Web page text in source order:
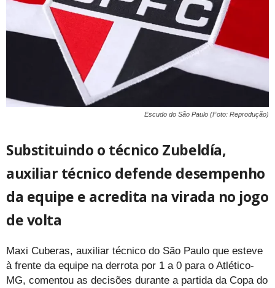
Escudo do São Paulo (Foto: Reprodução)
Substituindo o técnico Zubeldía,
auxiliar técnico defende desempenho
da equipe e acredita na virada no jogo
de volta
Maxi Cuberas, auxiliar técnico do São Paulo que esteve
à frente da equipe na derrota por 1 a 0 para o Atlético-
MG, comentou as decisões durante a partida da Copa do